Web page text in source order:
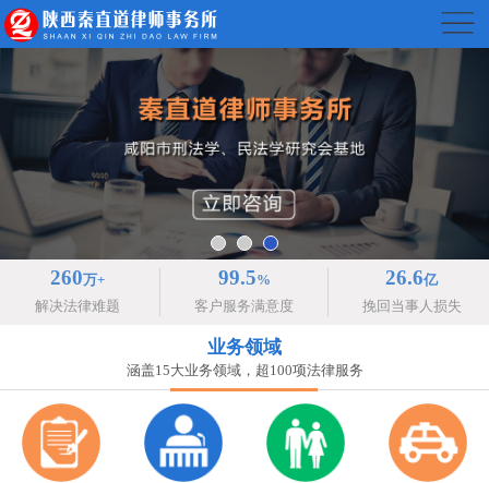
260万+
解决法律难题
99.5%
客户服务满意度
26.6亿
挽回当事人损失
业务领域
涵盖15大业务领域，超100项法律服务